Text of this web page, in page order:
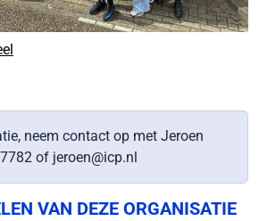
neem contact op met Jeroen
of jeroen@icp.nl
VAN DEZE ORGANISATIE